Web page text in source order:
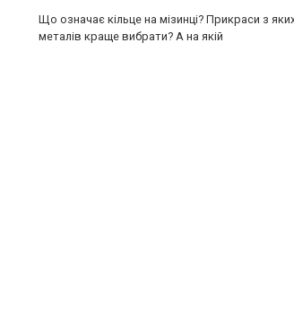
Що означає кільце на мізинці? Прикраси з
металів краще вибрати? А на якій